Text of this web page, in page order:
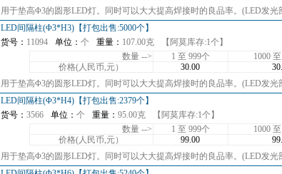
用于垫高Φ3的圆形LED灯。同时可以大大提高焊接时的良品率。(LED发
LED间隔柱(Φ3*H3)【打包出售:5000个】
货号： 11094 单位： 个 重量： 107.00克
【阿莫库存:1个】
数量 -->
1 至 999个 1000
价格(人民币,元）
30.00
用于垫高Φ3的圆形LED灯。同时可以大大提高焊接时的良品率。(LED发
LED间隔柱(Φ3*H4)【打包出售:2379个】
货号： 3566 单位： 个 重量： 95.00克
【阿莫库存:1个】
数量 -->
1 至 999个 1000
价格(人民币,元）
99.00
用于垫高Φ3的圆形LED灯。同时可以大大提高焊接时的良品率。(LED发